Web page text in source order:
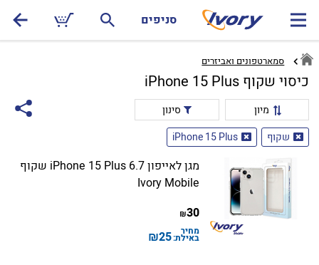
סניפים
סמארטפונים ואביזרים
כיסוי שקוף iPhone 15 Plus
מיון
סינון
שקוף
iPhone 15 Plus
מגן לאייפון iPhone 15 Plus 6.7 שקוף
Ivory Mobile
30
₪
מחיר
באילת:25
₪